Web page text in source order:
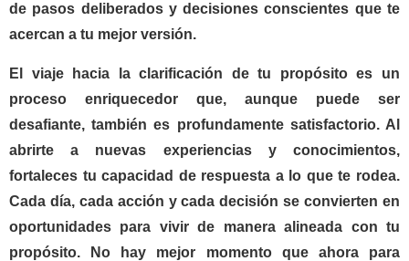
de pasos deliberados y decisiones conscientes que te
acercan a tu mejor versión.
El viaje hacia la clarificación de tu propósito es un
proceso enriquecedor que, aunque puede ser
desafiante, también es profundamente satisfactorio. Al
abrirte a nuevas experiencias y conocimientos,
fortaleces tu capacidad de respuesta a lo que te rodea.
Cada día, cada acción y cada decisión se convierten en
oportunidades para vivir de manera alineada con tu
propósito. No hay mejor momento que ahora para